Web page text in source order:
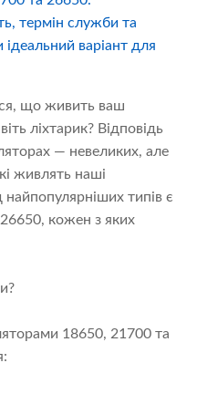
термін служби та
варіант для
що живить ваш
ліхтарик? Відповідь
— невеликих, але
живлять наші
найпопулярніших типів є
кожен з яких
18650, 21700 та